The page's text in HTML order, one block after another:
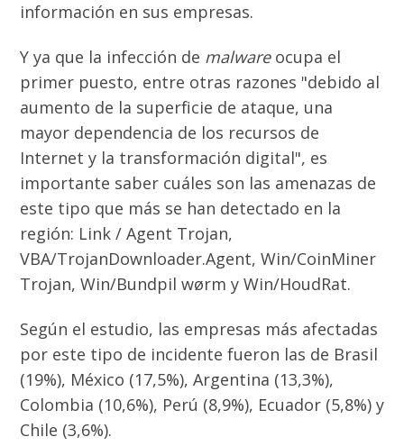
información en sus empresas.
Y ya que la infección de malwareocupa el
primer puesto, entre otras razones "debido al
aumento de la superficie de ataque, una
mayor dependencia de los recursos de
Internet y la transformación digital", es
importante saber cuáles son las amenazas de
este tipo que más se han detectado en la
región: Link / Agent Trojan,
VBA/TrojanDownloader.Agent, Win/CoinMiner
Trojan, Win/Bundpil wørm y Win/HoudRat.
Según el estudio, las empresas más afectadas
por este tipo de incidente fueron las de Brasil
(19%), México (17,5%), Argentina (13,3%),
Colombia (10,6%), Perú (8,9%), Ecuador (5,8%) y
Chile (3,6%).